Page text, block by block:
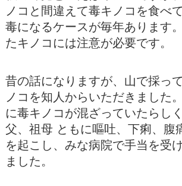
ノコと間違えて毒キノコを食べ
毒になるケースが毎年あります
たキノコには注意が必要です。
昔の話になりますが、山で採っ
ノコを知人からいただきました
に毒キノコが混ざっていたらし
父、祖母 ともに嘔吐、下痢、腹
を起こし、みな病院で手当を受
ました。